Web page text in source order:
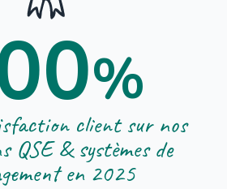
%
client sur nos
QSE & systèmes de
en 2025